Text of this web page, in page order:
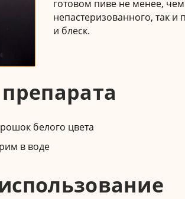
готовом пиве не менее,
непастеризованного, так и
и блеск.
белого цвета
в воде